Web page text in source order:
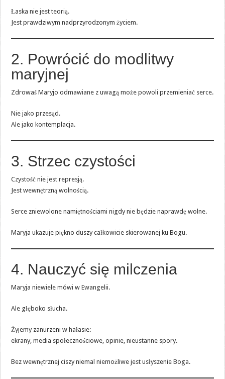
Łaska nie jest teorią.
Jest prawdziwym nadprzyrodzonym życiem.
2. Powrócić do modlitwy
maryjnej
Zdrowaś Maryjo odmawiane z uwagą może powoli przemieniać serce.
Nie jako przesąd.
Ale jako kontemplacja.
3. Strzec czystości
Czystość nie jest represją.
Jest wewnętrzną wolnością.
Serce zniewolone namiętnościami nigdy nie będzie naprawdę wolne.
Maryja ukazuje piękno duszy całkowicie skierowanej ku Bogu.
4. Nauczyć się milczenia
Maryja niewiele mówi w Ewangelii.
Ale głęboko słucha.
Żyjemy zanurzeni w hałasie:
ekrany, media społecznościowe, opinie, nieustanne spory.
Bez wewnętrznej ciszy niemal niemożliwe jest usłyszenie Boga.